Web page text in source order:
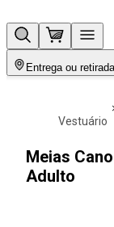
Entrega ou
vestuário
Meias
Adulto